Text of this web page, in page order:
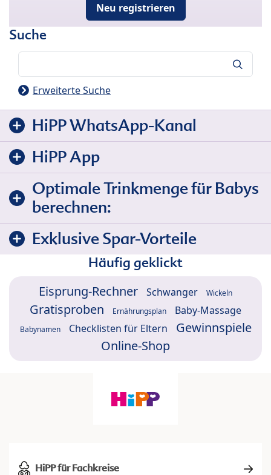
Neu registrieren
Suche
Erweiterte Suche
HiPP WhatsApp-Kanal
HiPP App
Optimale Trinkmenge für Babys
berechnen:
Exklusive Spar-Vorteile
Häufig geklickt
Eisprung-Rechner Schwanger Wickeln
Gratisproben Ernährungsplan Baby-Massage
Babynamen Checklisten für Eltern
Gewinnspiele
Online-Shop
HiPP für Fachkreise